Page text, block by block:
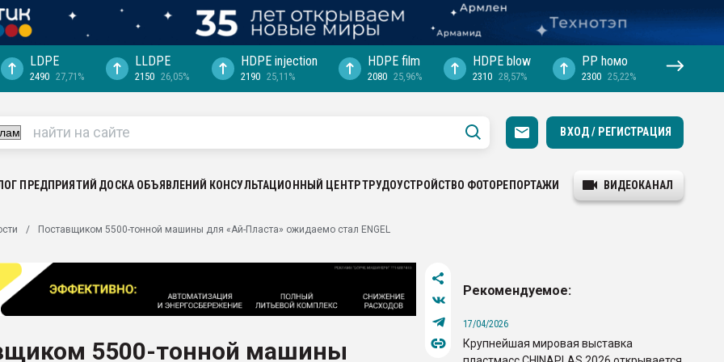
выходит на
рынке
LDPE
2490 27,71%
LLDPE
2150 26,05%
HDPE injection
2190 25,11%
HDPE film
2080 25,96%
HDPE blow
2310 28,57%
PP hомо
2300 25,22%
ВХОД / РЕГИСТРАЦИЯ
ПРЕДПРИЯТИЙ ДОСКА ОБЪЯВЛЕНИЙ КОНСУЛЬТАЦИОННЫЙ ЦЕНТРТРУДОУСТРОЙСТВО ФОТОРЕПОРТАЖИ ВИДЕОКАНАЛ
Поставщиком 5500-тонной машины для «Ай-Пласта» ожидаемо стал ENGEL
5500-тонной машины
Рекомендуемое:
17/04/2026
Крупнейшая мировая выставка